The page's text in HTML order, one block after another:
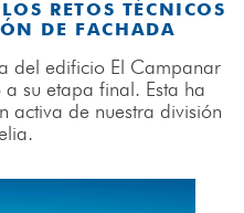
RETOS TÉCNICOS
DE FACHADA
del edificio El Campanar
su etapa final. Esta ha
activa de nuestra división